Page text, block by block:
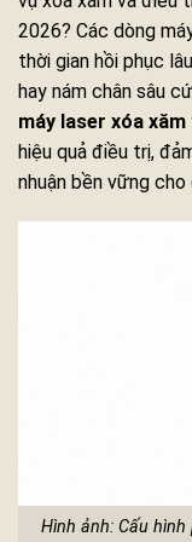
2026? Các dòng
thời gian hồi phục
hay nám chân sâu
máy laser xóa
hiệu quả điều trị,
nhuận bền vững
Hình ảnh: Cấu